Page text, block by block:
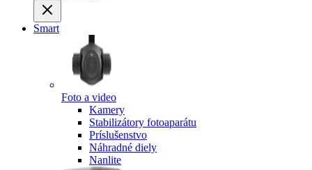
Smart
Foto a video
Kamery
Stabilizátory fotoaparátu
Príslušenstvo
Náhradné diely
Nanlite